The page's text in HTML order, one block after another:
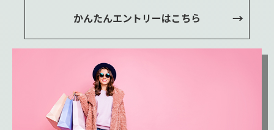
かんたんエントリーはこちら